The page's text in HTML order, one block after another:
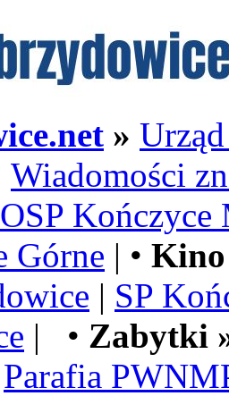
»
Wiadomości
OSP Kończyce
Górne | •
| SP
| • Zabytki
Parafia